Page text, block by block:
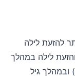
להזעת לילה
חום והזעת לילה במהלך
ובמהלך גיל